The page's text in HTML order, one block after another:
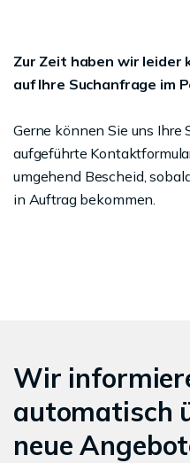
Zur Zeit haben wir leider
auf Ihre Suchanfrage im
Gerne können Sie uns Ihre
aufgeführte
umgehend Bescheid,
in Auftrag bekommen.
Wir
automatisch
neue